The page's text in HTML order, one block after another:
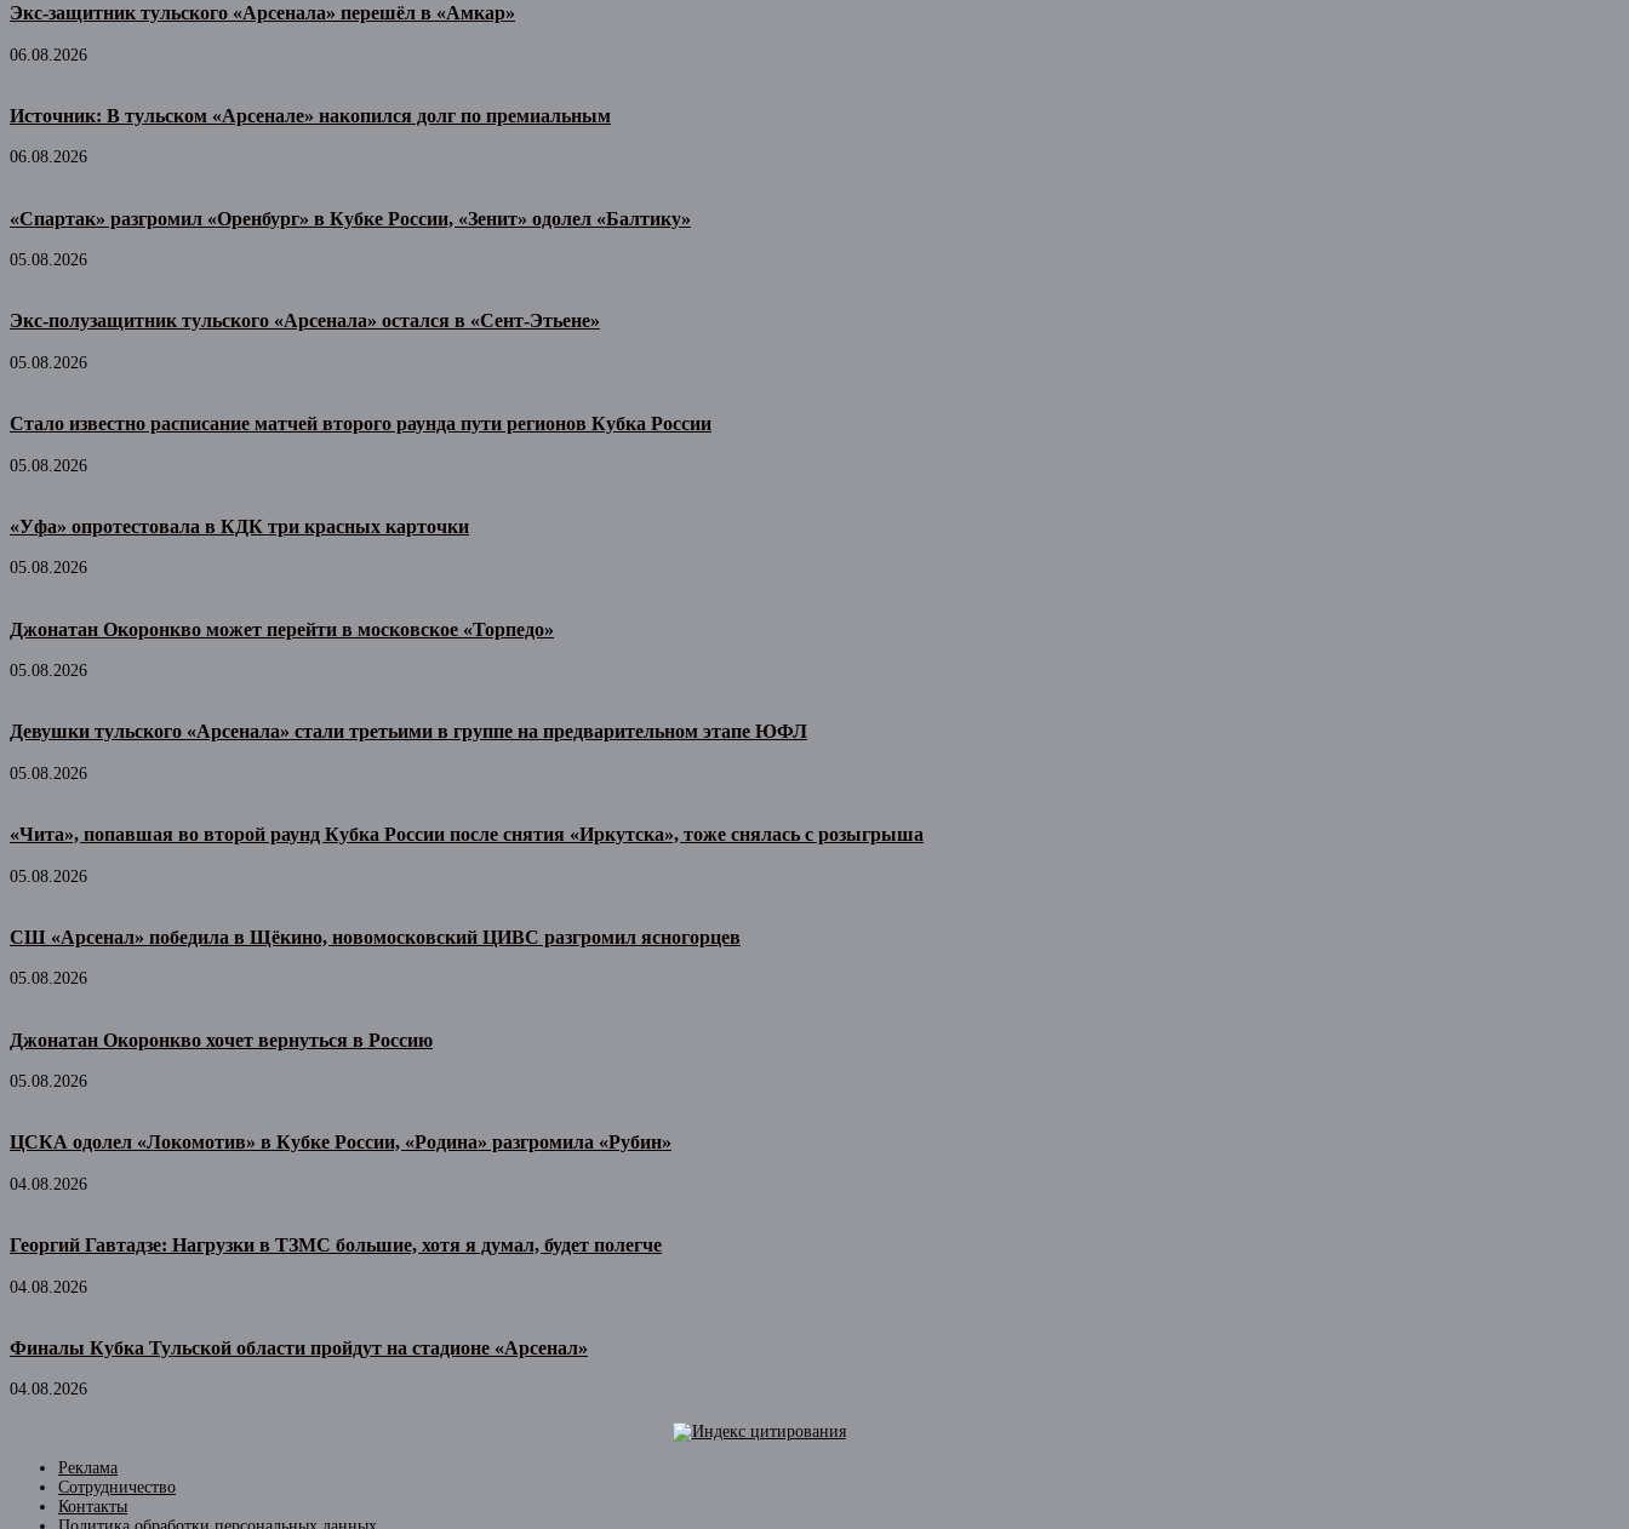
Экс-защитник тульского «Арсенала» перешёл в «Амкар»
06.08.2026
Источник: В тульском «Арсенале» накопился долг по премиальным
06.08.2026
«Спартак» разгромил «Оренбург» в Кубке России, «Зенит» одолел «Балтику»
05.08.2026
Экс-полузащитник тульского «Арсенала» остался в «Сент-Этьене»
05.08.2026
Стало известно расписание матчей второго раунда пути регионов Кубка России
05.08.2026
«Уфа» опротестовала в КДК три красных карточки
05.08.2026
Джонатан Окоронкво может перейти в московское «Торпедо»
05.08.2026
Девушки тульского «Арсенала» стали третьими в группе на предварительном этапе ЮФЛ
05.08.2026
«Чита», попавшая во второй раунд Кубка России после снятия «Иркутска», тоже снялась с розыгрыша
05.08.2026
СШ «Арсенал» победила в Щёкино, новомосковский ЦИВС разгромил ясногорцев
05.08.2026
Джонатан Окоронкво хочет вернуться в Россию
05.08.2026
ЦСКА одолел «Локомотив» в Кубке России, «Родина» разгромила «Рубин»
04.08.2026
Георгий Гавтадзе: Нагрузки в ТЗМС большие, хотя я думал, будет полегче
04.08.2026
Финалы Кубка Тульской области пройдут на стадионе «Арсенал»
04.08.2026
Реклама
Сотрудничество
Контакты